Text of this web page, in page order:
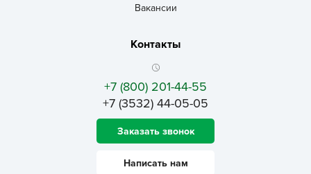
Вакансии
Контакты
+7 (800) 201-44-55
+7 (3532) 44-05-05
Заказать звонок
Написать нам